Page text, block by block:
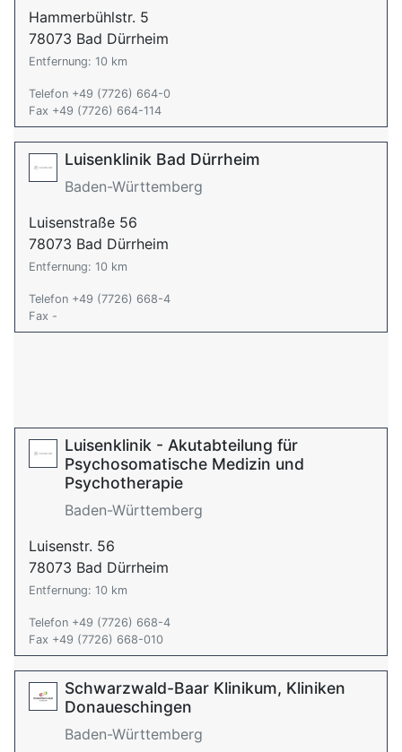
Hammerbühlstr. 5
78073 Bad Dürrheim
Entfernung: 10 km
Telefon +49 (7726) 664-0
Fax +49 (7726) 664-114
Luisenklinik Bad Dürrheim
Baden-Württemberg
Luisenstraße 56
78073 Bad Dürrheim
Entfernung: 10 km
Telefon +49 (7726) 668-4
Fax -
Luisenklinik - Akutabteilung für
Psychosomatische Medizin und
Psychotherapie
Baden-Württemberg
Luisenstr. 56
78073 Bad Dürrheim
Entfernung: 10 km
Telefon +49 (7726) 668-4
Fax +49 (7726) 668-010
Schwarzwald-Baar Klinikum, Kliniken
Donaueschingen
Baden-Württemberg